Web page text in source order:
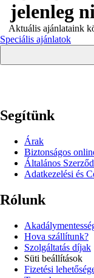
jelenleg
Aktuális ajánlataink
Speciális ajánlatok
Segítünk
Árak
Biztonságos
Általános
Adatkezelési és
Rólunk
Hova szállítunk?
Szolgáltatás díjak
Süti beállítások
Fizetési